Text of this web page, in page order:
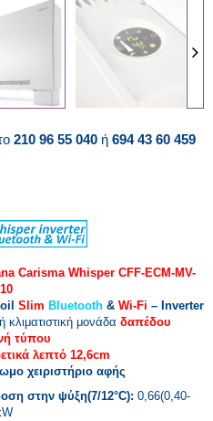
210 96 55 040 ή 694 43 60 459
Carisma Whisper CFF-ECM-MV-
Slim Bluetooth & Wi-Fi – Inverter
κλιματιστική μονάδα δαπέδου
τύπου
λεπτό 12,6cm
χειριστήριο αφής
στην ψύξη(7/12°C): 0,66(0,40-